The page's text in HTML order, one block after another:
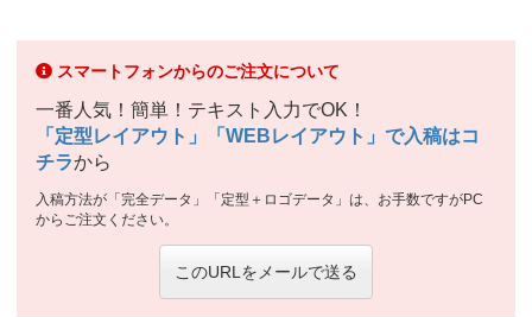
スマートフォンからのご注文について
一番人気！簡単！テキスト入力でOK！
「定型レイアウト」「WEBレイアウト」で入稿はコ
チラから
入稿方法が「完全データ」「定型＋ロゴデータ」は、お手数ですがPC
からご注文ください。
このURLをメールで送る